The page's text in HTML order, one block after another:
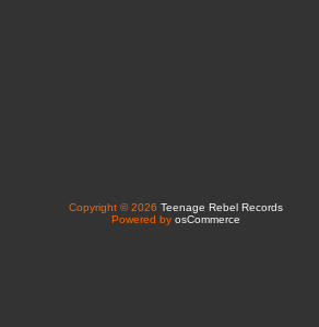
Copyright © 2026 Teenage Rebel Records
Powered by osCommerce